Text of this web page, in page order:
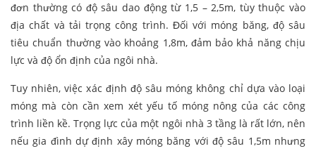
đơn thường có độ sâu dao động từ 1,5 – 2,5m, tùy thuộc vào
địa chất và tải trọng công trình. Đối với móng băng, độ sâu
tiêu chuẩn thường vào khoảng 1,8m, đảm bảo khả năng chịu
lực và độ ổn định của ngôi nhà.
Tuy nhiên, việc xác định độ sâu móng không chỉ dựa vào loại
móng mà còn cần xem xét yếu tố móng nông của các công
trình liền kề. Trọng lực của một ngôi nhà 3 tầng là rất lớn, nên
nếu gia đình dự định xây móng băng với độ sâu 1,5m nhưng